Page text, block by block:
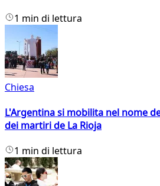
1 min di lettura
Chiesa
L'Argentina si mobilita nel nome
dei martiri de La Rioja
1 min di lettura